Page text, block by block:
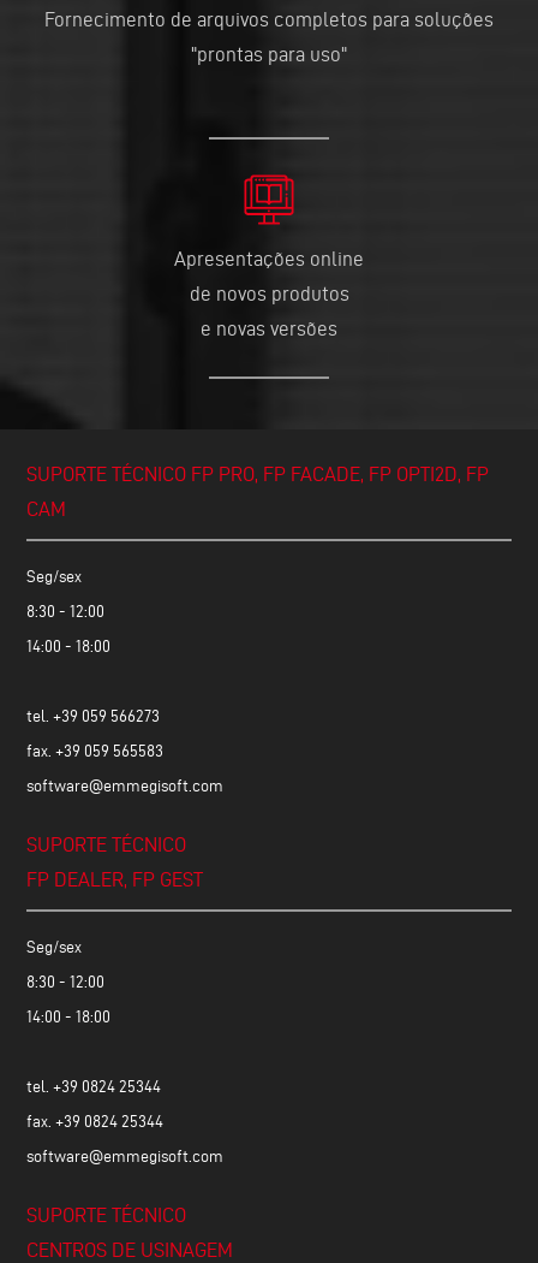
Fornecimento de arquivos completos para soluções
"prontas para uso"
Apresentações online
de novos produtos
e novas versões
SUPORTE TÉCNICO FP PRO, FP FACADE, FP OPTI2D, FP
CAM
Seg/sex
8:30 - 12:00
14:00 - 18:00
tel.+39 059 566273
fax. +39 059 565583
software@emmegisoft.com
SUPORTE TÉCNICO
FP DEALER, FP GEST
Seg/sex
8:30 - 12:00
14:00 - 18:00
tel.+39 0824 25344
fax. +39 0824 25344
software@emmegisoft.com
SUPORTE TÉCNICO
CENTROS DE USINAGEM